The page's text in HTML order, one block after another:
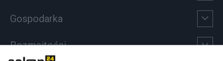
Gospodarka
Rozmaitości